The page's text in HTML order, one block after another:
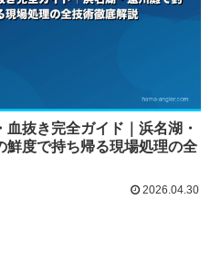
抜き完全ガイド｜浜名湖・
鮮度で持ち帰る現場処理の全
2026.04.30